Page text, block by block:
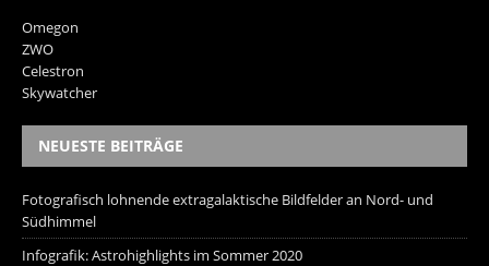
Omegon
ZWO
Celestron
Skywatcher
NEUESTE BEITRÄGE
Fotografisch lohnende extragalaktische Bildfelder an Nord- und
Südhimmel
Infografik: Astrohighlights im Sommer 2020